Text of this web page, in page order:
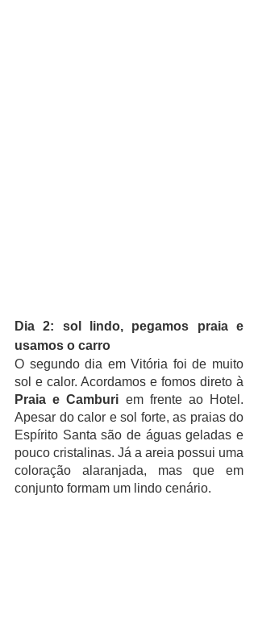
Dia 2: sol lindo, pegamos praia e
usamos o carro
O segundo dia em Vitória foi de muito
Praia e Camburi em frente ao Hotel.
Apesar do calor e sol forte, as praias do
Espírito Santa são de águas geladas e
pouco cristalinas. Já a areia possui uma
coloração alaranjada, mas que em
conjunto formam um lindo cenário.